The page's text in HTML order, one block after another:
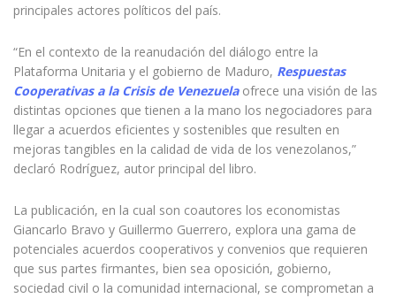
principales actores políticos del país.
“En el contexto de la reanudación del diálogo entre la
Plataforma Unitaria y el gobierno de Maduro, Respuestas
Cooperativas a la Crisis de Venezuelaofrece una visión de las
distintas opciones que tienen a la mano los negociadores para
llegar a acuerdos eficientes y sostenibles que resulten en
mejoras tangibles en la calidad de vida de los venezolanos,”
declaró Rodríguez, autor principal del libro.
La publicación, en la cual son coautores los economistas
Giancarlo Bravo y Guillermo Guerrero, explora una gama de
potenciales acuerdos cooperativos y convenios que requieren
que sus partes firmantes, bien sea oposición, gobierno,
sociedad civil o la comunidad internacional, se comprometan a